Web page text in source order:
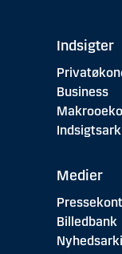
Indsigter
Business
Medier
Billedbank